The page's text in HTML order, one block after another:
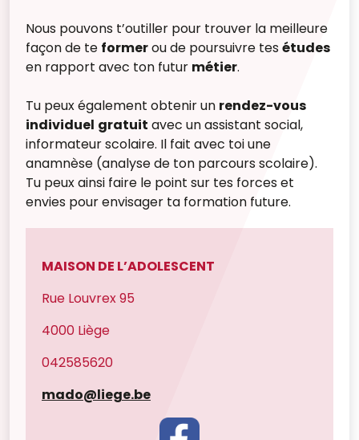
Nous pouvons t’outiller pour trouver la meilleure
façon de te formerou de poursuivre tesétudes
en rapport avec ton futur métier.
Tu peux également obtenir un rendez-vous
individuel gratuit avec un assistant social,
informateur scolaire. Il fait avec toi une
anamnèse (analyse de ton parcours scolaire).
Tu peux ainsi faire le point sur tes forces et
envies pour envisager ta formation future.
MAISON DE L’ADOLESCENT
Rue Louvrex 95
4000 Liège
042585620
mado@liege.be